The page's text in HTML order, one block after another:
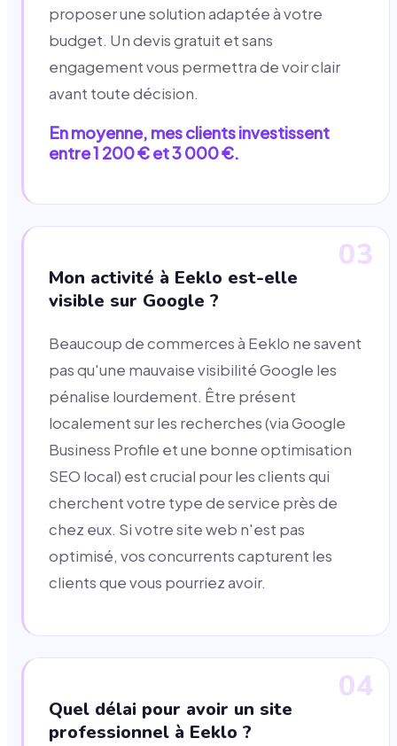
proposer une solution adaptée à votre
budget. Un devis gratuit et sans
engagement vous permettra de voir clair
avant toute décision.
En moyenne, mes clients investissent
entre 1 200 € et 3 000 €.
03
Mon activité à Eeklo est-elle
visible sur Google ?
Beaucoup de commerces à Eeklo ne savent
pas qu'une mauvaise visibilité Google les
pénalise lourdement. Être présent
localement sur les recherches (via Google
Business Profile et une bonne optimisation
SEO local) est crucial pour les clients qui
cherchent votre type de service près de
chez eux. Si votre site web n'est pas
optimisé, vos concurrents capturent les
clients que vous pourriez avoir.
04
Quel délai pour avoir un site
professionnel à Eeklo ?